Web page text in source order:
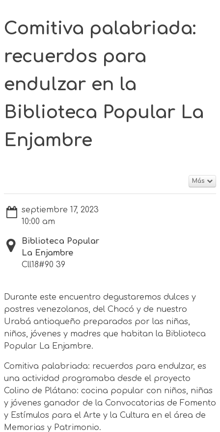
Comitiva palabriada:
recuerdos para
endulzar en la
Biblioteca Popular La
Enjambre
Más
septiembre 17, 2023
10:00 am
Biblioteca Popular
La Enjambre
Cll18#90 39
Durante este encuentro degustaremos dulces y
postres venezolanos, del Chocó y de nuestro
Urabá antioqueño preparados por las niñas,
niños, jóvenes y madres que habitan la Biblioteca
Popular La Enjambre.
Comitiva palabriada: recuerdos para endulzar, es
una actividad programaba desde el proyecto
Colino de Plátano: cocina popular con niños, niñas
y jóvenes ganador de la Convocatorias de Fomento
y Estímulos para el Arte y la Cultura en el área de
Memorias y Patrimonio.